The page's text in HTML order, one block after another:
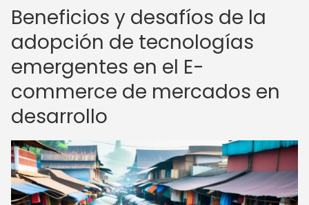
Beneficios y desafíos de la
adopción de tecnologías
emergentes en el E-
commerce de mercados en
desarrollo